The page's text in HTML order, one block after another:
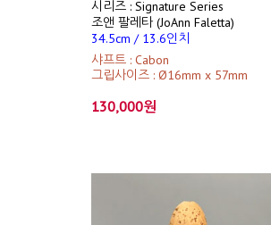
시리즈 : Signature Series
조앤 팔레타 (JoAnn Faletta)
34.5cm / 13.6인치
샤프트 : Cabon
그립사이즈 : Ø16mm x 57mm
130,000원